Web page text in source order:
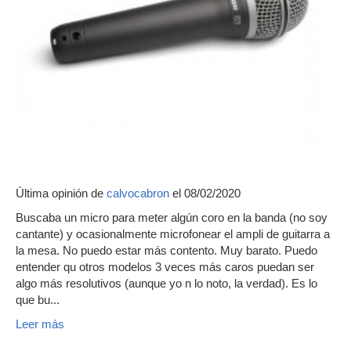
Última opinión de calvocabron el 08/02/2020
Buscaba un micro para meter algún coro en la banda (no soy
cantante) y ocasionalmente microfonear el ampli de guitarra a
la mesa. No puedo estar más contento. Muy barato. Puedo
entender qu otros modelos 3 veces más caros puedan ser
algo más resolutivos (aunque yo n lo noto, la verdad). Es lo
que bu...
Leer más